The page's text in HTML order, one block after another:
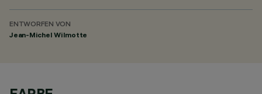
ENTWORFEN VON
Jean-Michel Wilmotte